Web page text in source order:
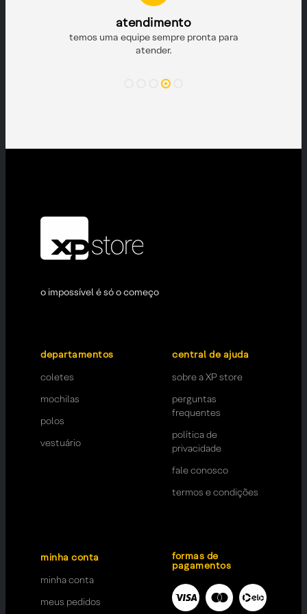
o impossível é só o começo
departamentos
coletes
mochilas
polos
vestuário
central de ajuda
sobre a XP store
perguntas
frequentes
política de
privacidade
fale conosco
termos e condições
minha conta
minha conta
meus pedidos
formas de
pagamentos